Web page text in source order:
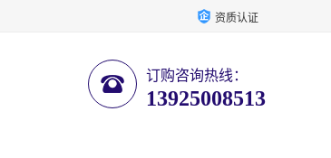
资质认证
订购咨询热线：
13925008513